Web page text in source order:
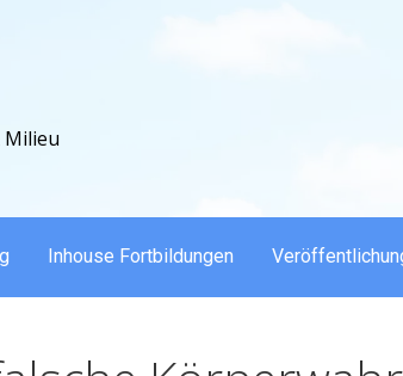
Milieu
Inhouse Fortbildungen